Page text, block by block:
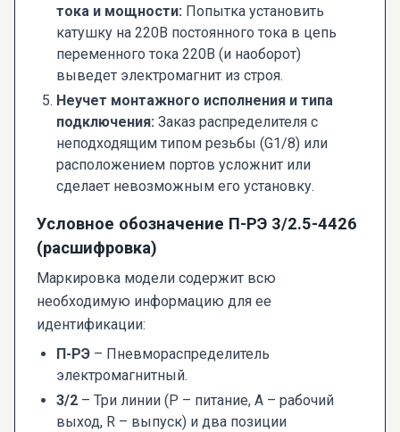
тока и мощности: Попытка установить
катушку на 220В постоянного тока в цепь
переменного тока 220В (и наоборот)
выведет электромагнит из строя.
Неучет монтажного исполнения и типа
подключения: Заказ распределителя с
неподходящим типом резьбы (G1/8) или
расположением портов усложнит или
сделает невозможным его установку.
Условное обозначение П-РЭ 3/2.5-4426
(расшифровка)
Маркировка модели содержит всю
необходимую информацию для ее
идентификации:
П-РЭ – Пневмораспределитель
электромагнитный.
3/2 – Три линии (P – питание, A – рабочий
выход, R – выпуск) и два позиции